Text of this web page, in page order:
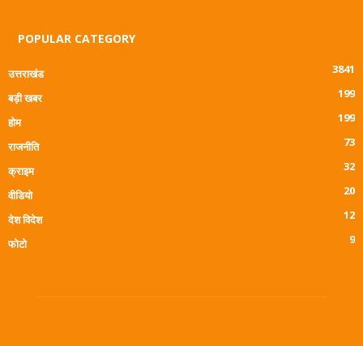
POPULAR CATEGORY
उत्तराखंड
3841
बड़ी खबर
199
होम
199
राजनीति
73
क्राइम
32
वीडियो
20
देश विदेश
12
फोटो
9